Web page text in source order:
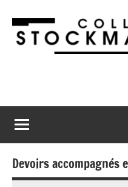
contenu
Devoirs